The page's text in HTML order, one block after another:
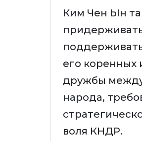
Ким Чен Ын
его коренных
дружбы
народа,
воля КНДР.